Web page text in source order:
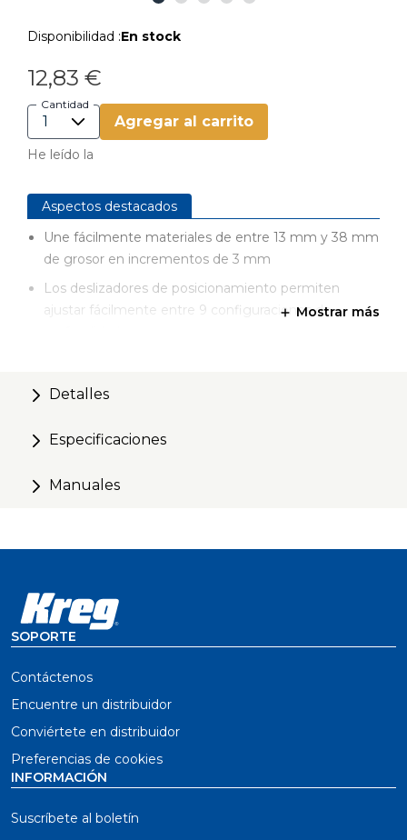
Disponibilidad :En stock
12,83 €
Cantidad
Agregar al carrito
He leído la
Aspectos destacados
Une fácilmente materiales de entre 13 mm y 38 mm
de grosor en incrementos de 3 mm
Los deslizadores de posicionamiento permiten
ajustar fácilmente entre 9 configuraciones de
Incluye accesorios Kreg organizados en un
Medidor para el collar de profundidad integrado en el
Mostrar más
Detalles
Especificaciones
Manuales
SOPORTE
Contáctenos
Encuentre un distribuidor
Conviértete en distribuidor
Preferencias de cookies
INFORMACIÓN
Suscríbete al boletín